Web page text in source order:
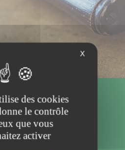
et d’occasion à
X
des cookies
le contrôle
que vous
activer